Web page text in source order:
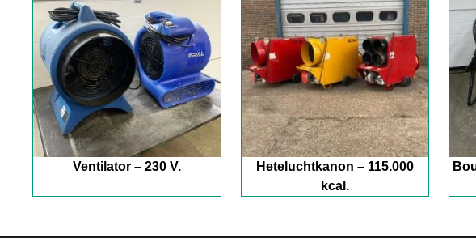
Ventilator – 230 V.
Heteluchtkanon – 115.000
kcal.